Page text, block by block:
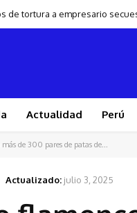
de tortura a empresario
Actualidad Perú
de 300 pares de patas de...
Actualizado: julio 3, 2025